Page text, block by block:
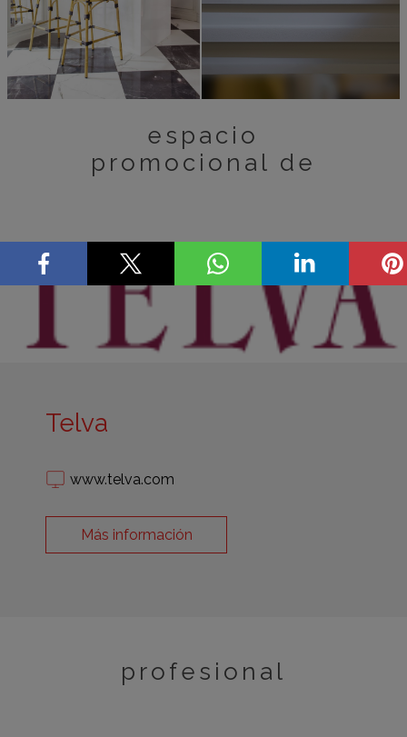
espacio
promocional de
Telva
www.telva.com
Más información
profesional